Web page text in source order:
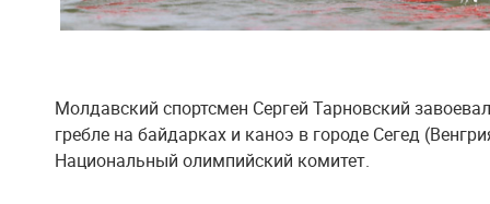
Молдавский спортсмен Сергей Тарновский
гребле на байдарках и каноэ в городе Сегед
Национальный олимпийский комитет.